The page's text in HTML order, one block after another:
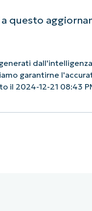
questo
dall'intelligenza
garantirne
il 2024-12-21 08:43